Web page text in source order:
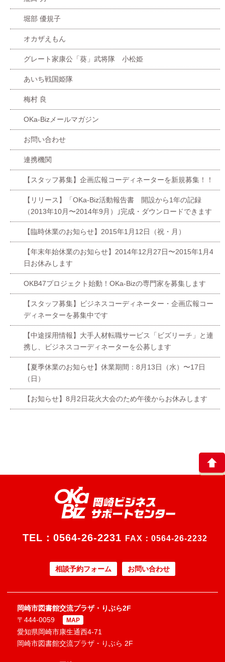
堀部 優規子
オカザえもん
グレート家康公「葵」武将隊 小松姫
あいち戦国姫隊
梅村 良
OKa-Bizメールマガジン
お問い合わせ
連携機関
【スタッフ募集】企画広報コーディネーターを新規募集！！
【リリース】「OKa-Biz活動報告書 開設から1年の記録
（2013年10月〜2014年9月）｣完成・ダウンロードできます
【臨時休業のお知らせ】2015年1月12日（祝・月）
【年末年始休業のお知らせ】2014年12月27日〜2015年1月4
日お休みします
OKB47プロジェクト始動！OKa-Bizの専門家を募集します
【スタッフ募集】ビジネスコーディネーター・企画広報コー
ディネーターを募集中です
【中途採用情報】大手人材転職サービス「ビズリーチ」と連
携し、ビジネスコーディネーターを公募します
【夏季休業のお知らせ】休業期間：8月13日（水）〜17日
（日）
【お知らせ】8月2日花火大会のため午後からお休みします
TEL： 0564-26-2231 FAX：0564-26-2232
相談予約フォーム お問い合わせ
岡崎市図書館交流プラザ・りぶら2F
〒444-0059
MAP
愛知県岡崎市康生通西4-71
岡崎市図書館交流プラザ・りぶら 2F